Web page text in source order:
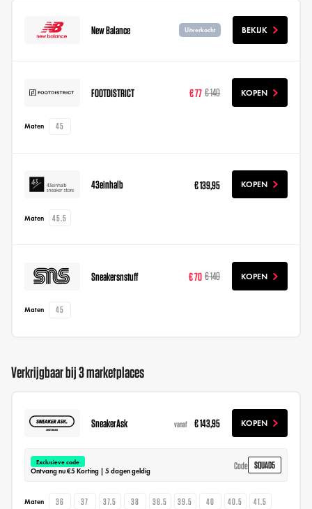
New Balance Uitverkocht BEKIJK
FOOTDISTRICT € 77 € 140 KOPEN
Maten 45
43einhalb € 139,95 KOPEN
Maten 45.5
Sneakersnstuff € 70 € 140 KOPEN
Maten 45
Verkrijgbaar bij 3 marketplaces
SneakerAsk vanaf € 143,95 KOPEN
Exclusieve code
Ontvang nu €5 Korting | 5 dagen geldig
Code SQUAD5
Maten 36 37 37.5 38 38.5 39.5 40 40.5
41.5